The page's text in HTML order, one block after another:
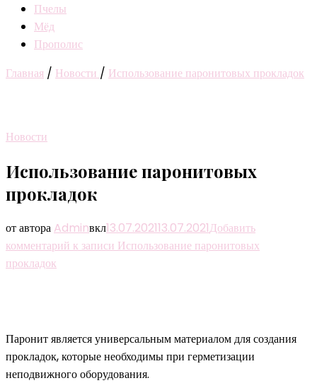
Пчелы
Мёд
Прополис
Главная / Новости / Использование паронитовых прокладок
Новости
Использование паронитовых
прокладок
от автора Adminвкл13.07.202113.07.2021Добавить
комментарий к записи Использование паронитовых
прокладок
Паронит является универсальным материалом для создания
прокладок, которые необходимы при герметизации
неподвижного оборудования.